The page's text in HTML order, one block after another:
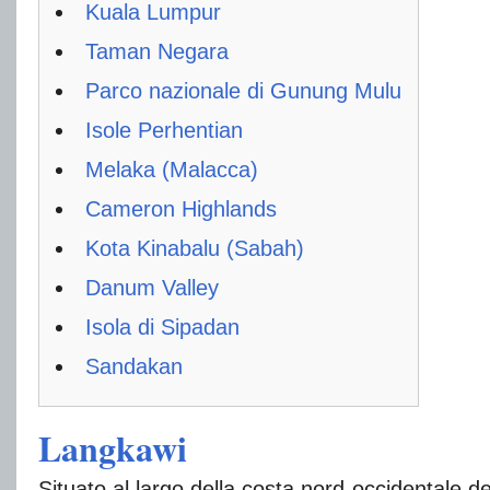
Kuala Lumpur
Taman Negara
Parco nazionale di Gunung Mulu
Isole Perhentian
Melaka (Malacca)
Cameron Highlands
Kota Kinabalu (Sabah)
Danum Valley
Isola di Sipadan
Sandakan
Langkawi